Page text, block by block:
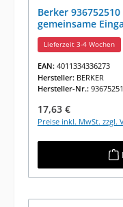
Berker
gemeinsame
Gl.
Lieferzeit 3-4 Wochen
EAN: 4011334336273
Hersteller: BERKER
Hersteller-Nr.:
Regulärer Preis:
17,63 €
Preise inkl. MwSt. zzgl.